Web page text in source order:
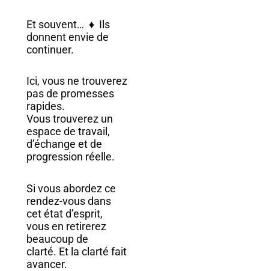
Et souvent… ♦ Ils
donnent envie de
continuer.
Ici, vous ne trouverez
pas de promesses
rapides.
Vous trouverez un
espace de travail,
d’échange et de
progression réelle.
Si vous abordez ce
rendez-vous dans
cet état d’esprit,
vous en retirerez
beaucoup de
clarté. Et la clarté fait
avancer.